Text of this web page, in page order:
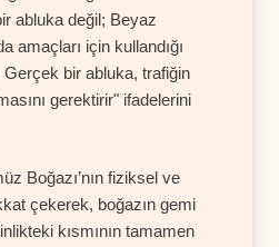
abluka değil; Beyaz
amaçları için kullandığı
Gerçek bir abluka, trafiğin
gerektirir" ifadelerini
Boğazı’nın fiziksel ve
çekerek, boğazın gemi
kısmının tamamen